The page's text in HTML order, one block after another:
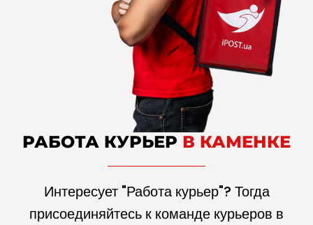
РАБОТА КУРЬЕР В КАМЕНКЕ
Интересует "Работа курьер"? Тогда
присоединяйтесь к команде курьеров в